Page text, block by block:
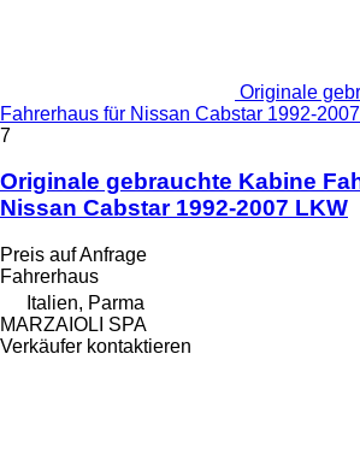
Originale
Fahrerhaus für Nissan Cabstar 1992-
7
Originale gebrauchte Kabine
Nissan Cabstar 1992-2007 LKW
Preis auf Anfrage
Fahrerhaus
Italien, Parma
MARZAIOLI SPA
Verkäufer kontaktieren